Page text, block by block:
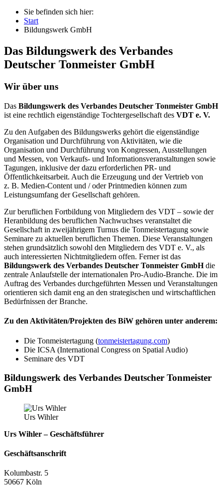
Sie befinden sich hier:
Start
Bildungswerk GmbH
Das Bildungswerk des Verbandes
Deutscher Tonmeister GmbH
Wir über uns
Das Bildungswerk des Verbandes Deutscher Tonmeister GmbH
ist eine rechtlich eigenständige Tochtergesellschaft des VDT e. V.
Zu den Aufgaben des Bildungswerks gehört die eigenständige
Organisation und Durchführung von Aktivitäten, wie die
Organisation und Durchführung von Kongressen, Ausstellungen
und Messen, von Verkaufs- und Informationsveranstaltungen sowie
Tagungen, inklusive der dazu erforderlichen PR- und
Öffentlichkeitsarbeit. Auch die Erzeugung und der Vertrieb von
z. B. Medien-Content und / oder Printmedien können zum
Leistungsumfang der Gesellschaft gehören.
Zur beruflichen Fortbildung von Mitgliedern des VDT – sowie der
Heranbildung des beruflichen Nachwuchses veranstaltet die
Gesellschaft in zweijährigem Turnus die Tonmeistertagung sowie
Seminare zu aktuellen beruflichen Themen. Diese Veranstaltungen
stehen grundsätzlich sowohl den Mitgliedern des VDT e. V., als
auch interessierten Nichtmitgliedern offen. Ferner ist das
Bildungswerk des Verbandes Deutscher Tonmeister GmbHdie
zentrale Anlaufstelle der internationalen Pro-Audio-Branche. Die im
Auftrag des Verbandes durchgeführten Messen und Veranstaltungen
orientieren sich damit eng an den strategischen und wirtschaftlichen
Bedürfnissen der Branche.
Zu den Aktivitäten/Projekten des BiW gehören unter anderem:
Die Tonmeistertagung (tonmeistertagung.com)
Die ICSA (International Congress on Spatial Audio)
Seminare des VDT
Bildungswerk des Verbandes Deutscher Tonmeister
GmbH
Urs Wihler
Urs Wihler – Geschäftsführer
Geschäftsanschrift
Kolumbastr. 5
50667 Köln